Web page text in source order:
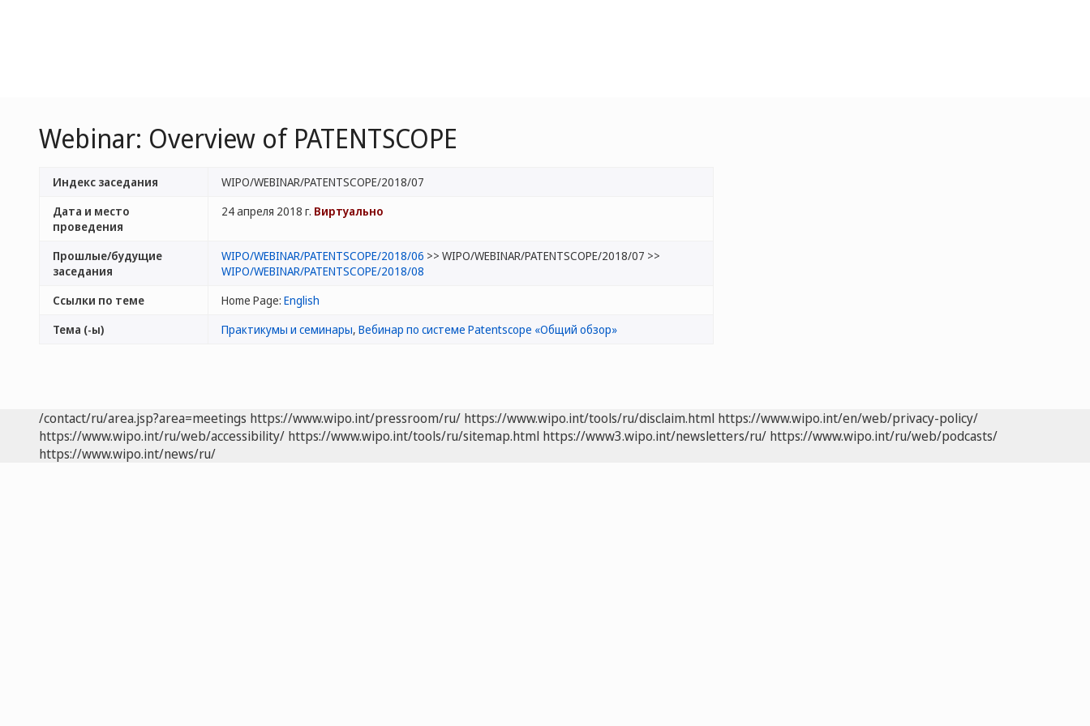
Webinar: Overview of PATENTSCOPE
Индекс заседания
WIPO/WEBINAR/PATENTSCOPE/2018/07
Дата и место
проведения
24 апреля 2018 г. Виртуально
Прошлые/будущие
заседания
WIPO/WEBINAR/PATENTSCOPE/2018/06 >> WIPO/WEBINAR/PATENTSCOPE/2018/07 >>
WIPO/WEBINAR/PATENTSCOPE/2018/08
Ссылки по теме
Home Page: English
Тема (-ы)
Практикумы и семинары, Вебинар по системе Patentscope «Общий обзор»
/contact/ru/area.jsp?area=meetings https://www.wipo.int/pressroom/ru/ https://www.wipo.int/tools/ru/disclaim.html https://www.wipo.int/en/web/privacy-policy/
https://www.wipo.int/ru/web/accessibility/ https://www.wipo.int/tools/ru/sitemap.html https://www3.wipo.int/newsletters/ru/ https://www.wipo.int/ru/web/podcasts/
https://www.wipo.int/news/ru/